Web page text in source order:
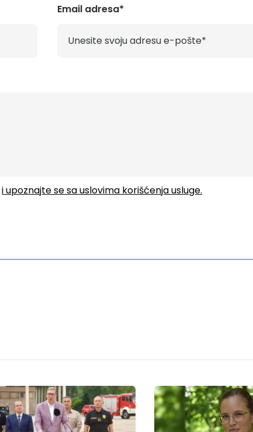
i upoznajte se sa uslovima korišćenja usluge.
Email adresa*